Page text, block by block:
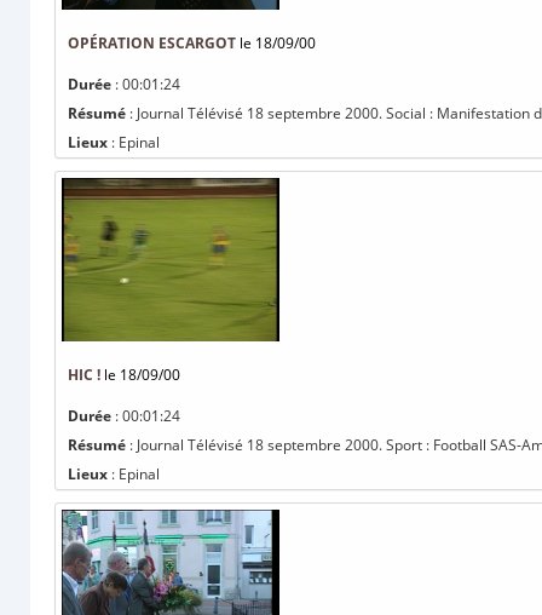
OPÉRATION ESCARGOT le 18/09/00
Durée : 00:01:24
Résumé : Journal Télévisé 18 septembre 2000. Social : Manifestation
Lieux : Epinal
HIC ! le 18/09/00
Durée : 00:01:24
Résumé : Journal Télévisé 18 septembre 2000. Sport : Football SAS-
Lieux : Epinal